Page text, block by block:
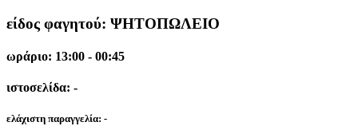
είδος φαγητού: ΨΗΤΟΠΩΛΕΙΟ
ωράριο: 13:00 - 00:45
ιστοσελίδα: -
ελάχιστη παραγγελία: -